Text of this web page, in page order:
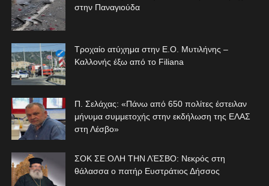
στην Παναγιούδα
Τροχαίο ατύχημα στην Ε.Ο. Μυτιλήνης –
Καλλονής έξω από το Filiana
Π. Σελάχας: «Πάνω από 650 πολίτες έστειλαν
μήνυμα συμμετοχής στην εκδήλωση της ΕΛΑΣ
στη Λέσβο»
ΣΟΚ ΣΕ ΟΛΗ ΤΗΝ ΛΈΣΒΟ: Νεκρός στη
θάλασσα ο πατήρ Ευστράτιος Δήσσος